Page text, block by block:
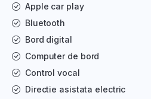
Apple car play
Bluetooth
Bord digital
Computer de bord
Control vocal
Directie asistata electric